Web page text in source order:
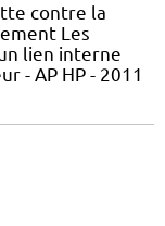
contre la
Les
lien interne
- AP HP - 2011